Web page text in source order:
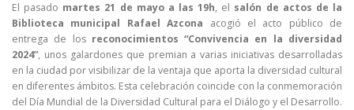
El pasado martes 21 de mayo a las 19h, el salón de actos de la
Biblioteca municipal Rafael Azcona acogió el acto público de
entrega de los reconocimientos “Convivencia en la diversidad
2024”, unos galardones que premian a varias iniciativas desarrolladas
en la ciudad por visibilizar de la ventaja que aporta la diversidad cultural
en diferentes ámbitos. Esta celebración coincide con la conmemoración
del Día Mundial de la Diversidad Cultural para el Diálogo y el Desarrollo.